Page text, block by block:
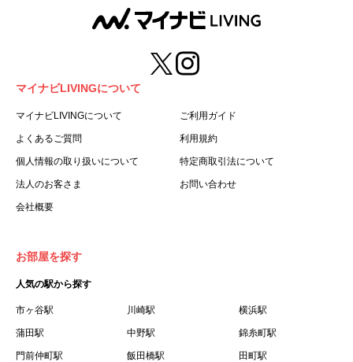
マイナビLIVINGについて
マイナビLIVINGについて ご利用ガイド
よくあるご質問 利用規約
個人情報の取り扱いについて 特定商取引法について
法人のお客さま お問い合わせ
会社概要
お部屋を探す
人気の駅から探す
市ヶ谷駅 川崎駅 横浜駅
蒲田駅 中野駅 錦糸町駅
門前仲町駅 飯田橋駅 田町駅